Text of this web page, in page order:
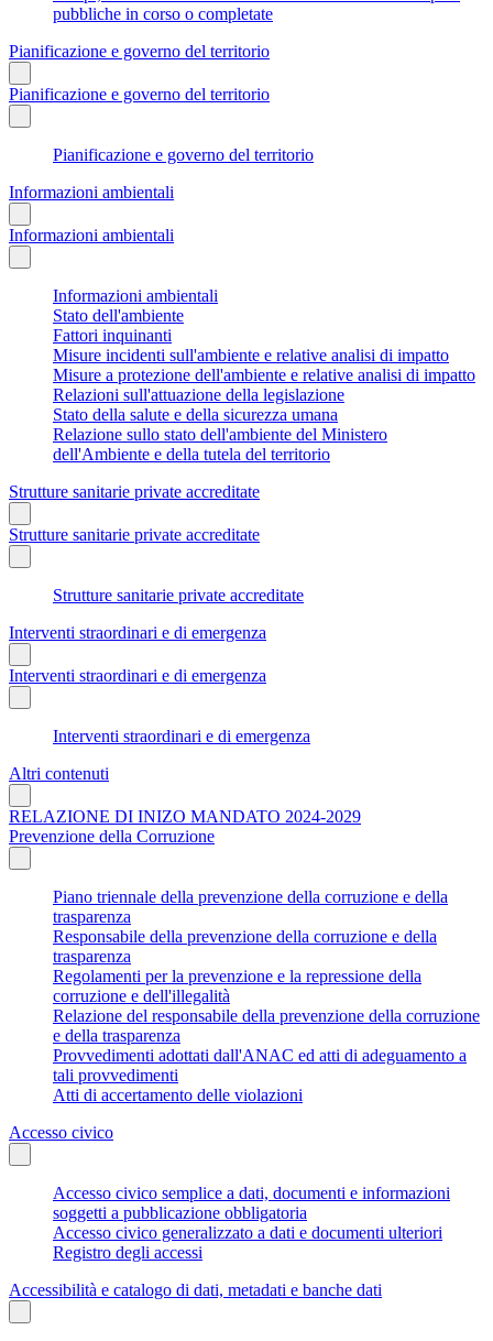
pubbliche in corso o completate
Pianificazione e governo del territorio
Pianificazione e governo del territorio
Pianificazione e governo del territorio
Informazioni ambientali
Informazioni ambientali
Informazioni ambientali
Stato dell'ambiente
Fattori inquinanti
Misure incidenti sull'ambiente e relative analisi di impatto
Misure a protezione dell'ambiente e relative analisi di impatto
Relazioni sull'attuazione della legislazione
Stato della salute e della sicurezza umana
Relazione sullo stato dell'ambiente del Ministero
dell'Ambiente e della tutela del territorio
Strutture sanitarie private accreditate
Strutture sanitarie private accreditate
Strutture sanitarie private accreditate
Interventi straordinari e di emergenza
Interventi straordinari e di emergenza
Interventi straordinari e di emergenza
Altri contenuti
RELAZIONE DI INIZO MANDATO 2024-2029
Prevenzione della Corruzione
Piano triennale della prevenzione della corruzione e della
trasparenza
Responsabile della prevenzione della corruzione e della
trasparenza
Regolamenti per la prevenzione e la repressione della
corruzione e dell'illegalità
Relazione del responsabile della prevenzione della corruzione
e della trasparenza
Provvedimenti adottati dall'ANAC ed atti di adeguamento a
tali provvedimenti
Atti di accertamento delle violazioni
Accesso civico
Accesso civico semplice a dati, documenti e informazioni
soggetti a pubblicazione obbligatoria
Accesso civico generalizzato a dati e documenti ulteriori
Registro degli accessi
Accessibilità e catalogo di dati, metadati e banche dati